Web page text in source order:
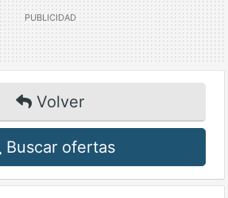
Volver
Buscar ofertas